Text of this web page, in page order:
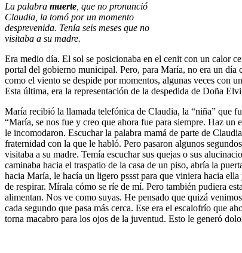
La palabra muerte , que no pronunció
Claudia, la tomó por un momento
desprevenida. Tenía seis meses que no
visitaba a su madre.
Era medio día. El sol se posicionaba en el cenit con un calor
portal del gobierno municipal. Pero, para María, no era un día
como el viento se despide por momentos, algunas veces con
Esta última, era la representación de la despedida de Doña
María recibió la llamada telefónica de Claudia, la “niña” que
“María, se nos fue y creo que ahora fue para siempre. Haz un
le incomodaron. Escuchar la palabra mamá de parte de
fraternidad con la que le habló. Pero pasaron algunos
visitaba a su madre. Temía escuchar sus quejas o sus
caminaba hacia el traspatio de la casa de un piso, abría la
hacia María, le hacía un ligero pssst para que viniera hacia
de respirar. Mírala cómo se ríe de mí. Pero también pudiera
alimentan. Nos ve como suyas. He pensado que quizá
cada segundo que pasa más cerca. Ese era el escalofrío que
torna macabro para los ojos de la juventud. Esto le generó